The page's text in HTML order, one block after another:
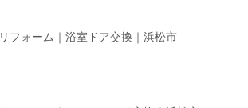
リフォーム｜浴室ドア交換｜浜松市